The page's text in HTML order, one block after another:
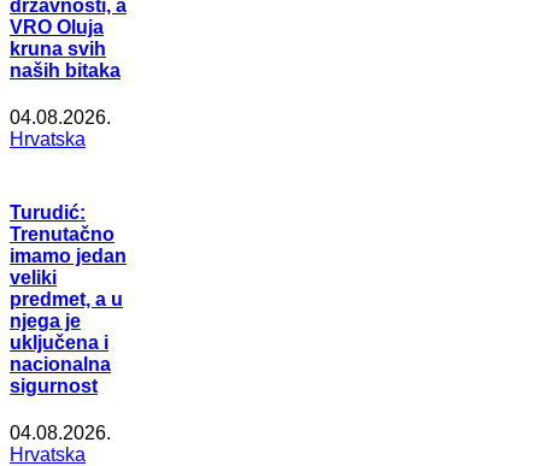
državnosti, a
VRO Oluja
kruna svih
naših bitaka
04.08.2026.
Hrvatska
Turudić:
Trenutačno
imamo jedan
veliki
predmet, a u
njega je
uključena i
nacionalna
sigurnost
04.08.2026.
Hrvatska